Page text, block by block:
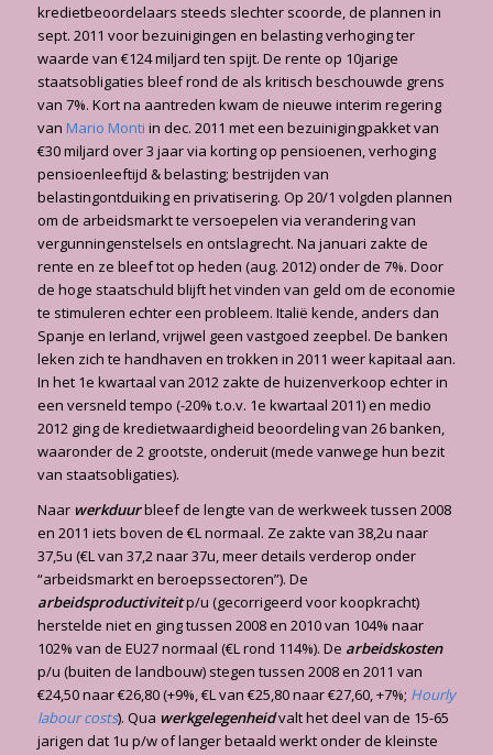
kredietbeoordelaars steeds slechter scoorde, de plannen in
sept. 2011 voor bezuinigingen en belasting verhoging ter
waarde van €124 miljard ten spijt. De rente op 10jarige
staatsobligaties bleef rond de als kritisch beschouwde grens
van 7%. Kort na aantreden kwam de nieuwe interim regering
van Mario Monti in dec. 2011 met een bezuinigingpakket van
€30 miljard over 3 jaar via korting op pensioenen, verhoging
pensioenleeftijd & belasting; bestrijden van
belastingontduiking en privatisering. Op 20/1 volgden plannen
om de arbeidsmarkt te versoepelen via verandering van
vergunningenstelsels en ontslagrecht. Na januari zakte de
rente en ze bleef tot op heden (aug. 2012) onder de 7%. Door
de hoge staatschuld blijft het vinden van geld om de economie
te stimuleren echter een probleem. Italië kende, anders dan
Spanje en Ierland, vrijwel geen vastgoed zeepbel. De banken
leken zich te handhaven en trokken in 2011 weer kapitaal aan.
In het 1e kwartaal van 2012 zakte de huizenverkoop echter in
een versneld tempo (-20% t.o.v. 1e kwartaal 2011) en medio
2012 ging de kredietwaardigheid beoordeling van 26 banken,
waaronder de 2 grootste, onderuit (mede vanwege hun bezit
van staatsobligaties).
Naar werkduurbleef de lengte van de werkweek tussen 2008
en 2011 iets boven de €L normaal. Ze zakte van 38,2u naar
37,5u (€L van 37,2 naar 37u, meer details verderop onder
“arbeidsmarkt en beroepssectoren”). De
arbeidsproductiviteitp/u (gecorrigeerd voor koopkracht)
herstelde niet en ging tussen 2008 en 2010 van 104% naar
102% van de EU27 normaal (€L rond 114%). De arbeidskosten
p/u (buiten de landbouw) stegen tussen 2008 en 2011 van
€24,50 naar €26,80 (+9%, €L van €25,80 naar €27,60, +7%; Hourly
labour costs). Qua werkgelegenheidvalt het deel van de 15-65
jarigen dat 1u p/w of langer betaald werkt onder de kleinste